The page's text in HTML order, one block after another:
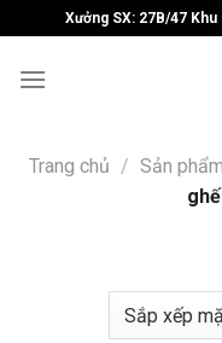
to
content
Xưởng SX: 27B/47
Trang chủ / Sản phẩm